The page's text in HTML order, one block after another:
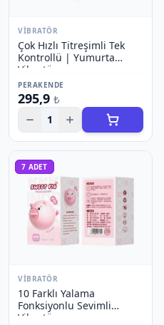
VIBRATÖR
Çok Hızlı Titreşimli Tek
Kontrollü | Yumurta
Vibratör
PERAKENDE
295,9 ₺
1
7 ADET
VIBRATÖR
10 Farklı Yalama
Fonksiyonlu Sevimli
Vibratör